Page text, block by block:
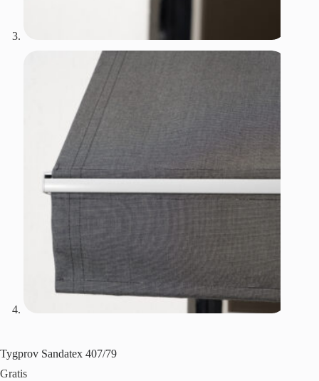
Tygprov Sandatex 407/79
Gratis